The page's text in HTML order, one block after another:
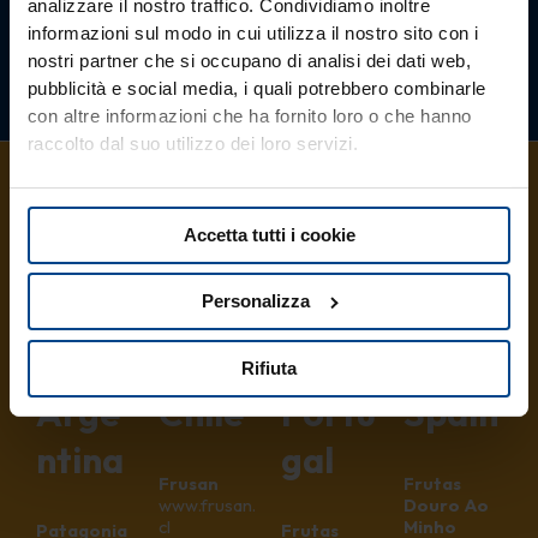
analizzare il nostro traffico. Condividiamo inoltre
informazioni sul modo in cui utilizza il nostro sito con i
nostri partner che si occupano di analisi dei dati web,
pubblicità e social media, i quali potrebbero combinarle
con altre informazioni che ha fornito loro o che hanno
raccolto dal suo utilizzo dei loro servizi.
Accetta tutti i cookie
Personalizza
Rifiuta
Partn
er
Arge
ntina
Patagonia
Partn
er
Chile
Frusan
www.frusan.
cl
Partn
er
in
Portu
gal
Frutas
Partn
er
Spain
Frutas
Douro Ao
Minho